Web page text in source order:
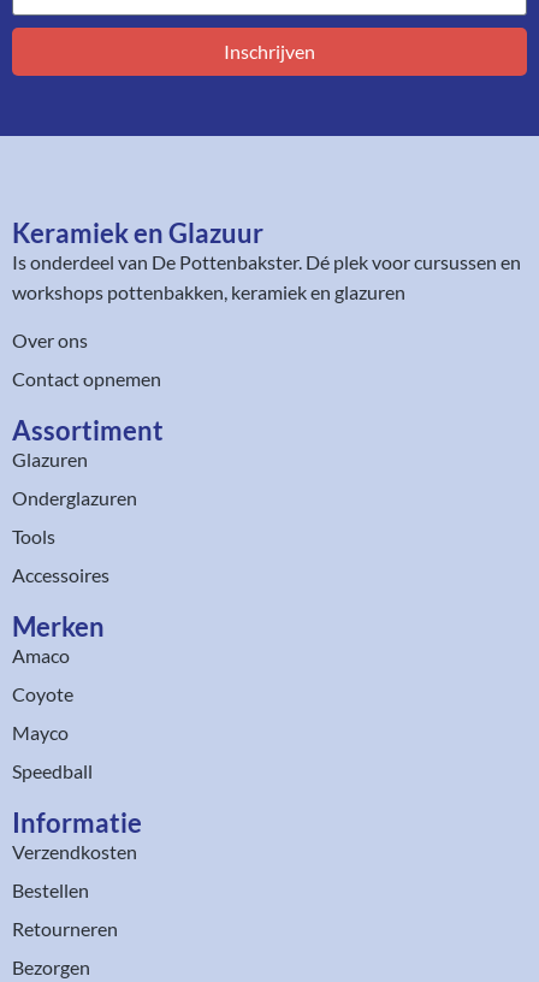
Inschrijven
Keramiek en Glazuur​
Is onderdeel van De Pottenbakster. Dé plek voor cursussen en
workshops pottenbakken, keramiek en glazuren
Over ons
Contact opnemen
Assortiment​
Glazuren
Onderglazuren
Tools
Accessoires
Merken
Amaco
Coyote
Mayco
Speedball
Informatie
Verzendkosten
Bestellen
Retourneren
Bezorgen